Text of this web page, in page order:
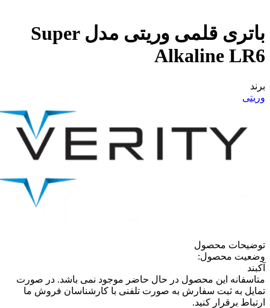
باتری قلمی وریتی مدل Super
Alkaline LR6
برند
وریتی
توضیحات محصول
وضعیت محصول:
آکبند
متاسفانه این محصول در حال حاضر موجود نمی باشد. در صورت
تمایل به ثبت سفارش به صورت تلفنی با کارشناسان فروش ما
ارتباط برقرار کنید.